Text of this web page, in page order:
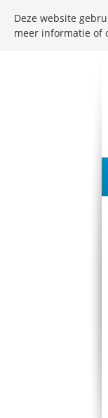
Deze website
meer informatie of